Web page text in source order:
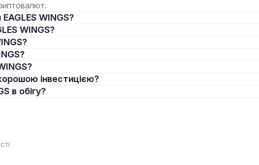
EAGLES WINGS?
WINGS?
хорошою інвестицією?
в обігу?